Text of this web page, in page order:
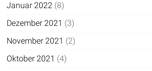
Januar 2022 (8)
Dezember 2021 (3)
November 2021 (2)
Oktober 2021 (4)